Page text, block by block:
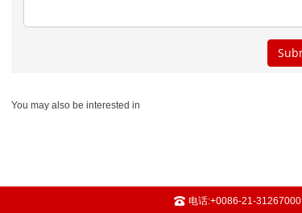
You may also be interested in
电话:+0086-21-31267000